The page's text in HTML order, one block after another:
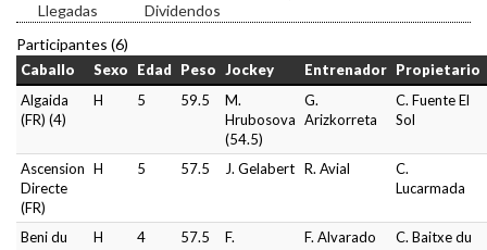
Llegadas
Dividendos
Participantes (6)
Caballo Sexo Edad Peso Jockey Entrenador Propietario
Algaida
(FR) (4)
H 5 59.5
M.
Hrubosova
(54.5)
G.
Arizkorreta
C. Fuente El
Sol
Ascension
Directe
(FR)
H 5 57.5 J. Gelabert R. Avial
C.
Lucarmada
Beni du
H 4 57.5
F.
F. Alvarado
C. Baitxe du